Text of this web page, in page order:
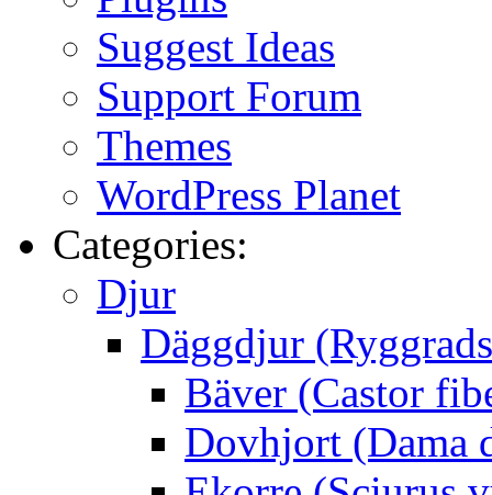
Suggest Ideas
Support Forum
Themes
WordPress Planet
Categories:
Djur
Däggdjur
Bäver (Castor
Dovhjort (Dama